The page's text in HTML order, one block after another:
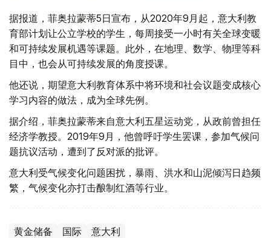
据报道，菲奥拉蒙蒂5日宣布，从2020年9月起，意大利教
育部计划让公立学校的学生，每周接受一小时有关全球变暖
和可持续发展机遇等课题。此外，在地理、数学、物理等科
目中，也会从可持续发展的角度授课。
他还说，期望意大利教育体系中将环境和社会议题变成核心
学习内容的做法，成为全球先例。
据介绍，菲奥拉蒙蒂来自意大利五星运动党，从政前曾担任
经济学教授。2019年9月，他曾呼吁学生罢课，参加气候问
题抗议活动，遭到了反对派的批评。
意大利受气候变化问题困扰，暴雨、洪水和山泥倾泻日趋频
繁，气候变化亦打击酿制红酒等行业。
黄金储备 国际 意大利